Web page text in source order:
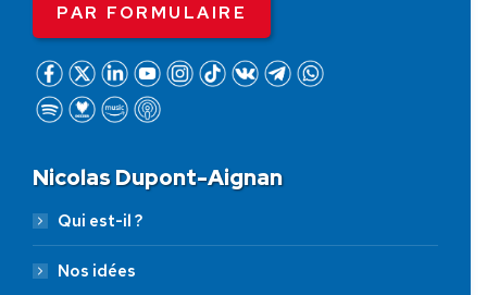
PAR FORMULAIRE
Nicolas Dupont-Aignan
Qui est-il ?
Nos idées